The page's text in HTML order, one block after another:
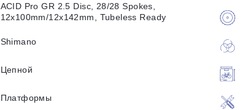
ACID Pro GR 2.5 Disc, 28/28 Spokes,
12x100mm/12x142mm, Tubeless Ready
Shimano
Цепной
Платформы